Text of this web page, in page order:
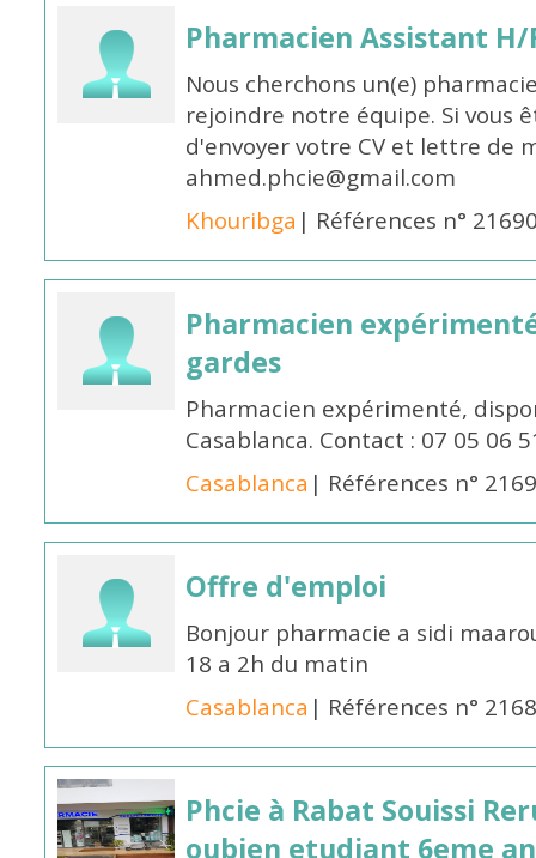
Pharmacien Assistant
Nous cherchons un(e)
rejoindre notre équipe. Si vous
d'envoyer votre CV et lettre de
ahmed.phcie@gmail.com
Khouribga | Références n°
Pharmacien
gardes
Pharmacien expérimenté,
Casablanca. Contact : 07 05 06
Casablanca | Références n°
Offre d'emploi
Bonjour pharmacie a sidi
18 a 2h du matin
Casablanca | Références n°
Phcie à Rabat Souissi
oubien etudiant 6eme